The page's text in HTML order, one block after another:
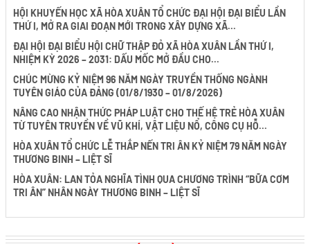
HỘI KHUYẾN HỌC XÃ HÒA XUÂN TỔ CHỨC ĐẠI HỘI ĐẠI BIỂU LẦN
THỨ I, MỞ RA GIAI ĐOẠN MỚI TRONG XÂY DỰNG XÃ...
ĐẠI HỘI ĐẠI BIỂU HỘI CHỮ THẬP ĐỎ XÃ HÒA XUÂN LẦN THỨ I,
NHIỆM KỲ 2026 – 2031: DẤU MỐC MỞ ĐẦU CHO...
CHÚC MỪNG KỶ NIỆM 96 NĂM NGÀY TRUYỀN THỐNG NGÀNH
TUYÊN GIÁO CỦA ĐẢNG (01/8/1930 – 01/8/2026)
NÂNG CAO NHẬN THỨC PHÁP LUẬT CHO THẾ HỆ TRẺ HÒA XUÂN
TỪ TUYÊN TRUYỀN VỀ VŨ KHÍ, VẬT LIỆU NỔ, CÔNG CỤ HỖ...
HÒA XUÂN TỔ CHỨC LỄ THẮP NẾN TRI ÂN KỶ NIỆM 79 NĂM NGÀY
THƯƠNG BINH – LIỆT SĨ
HÒA XUÂN: LAN TỎA NGHĨA TÌNH QUA CHƯƠNG TRÌNH “BỮA CƠM
TRI ÂN” NHÂN NGÀY THƯƠNG BINH – LIỆT SĨ